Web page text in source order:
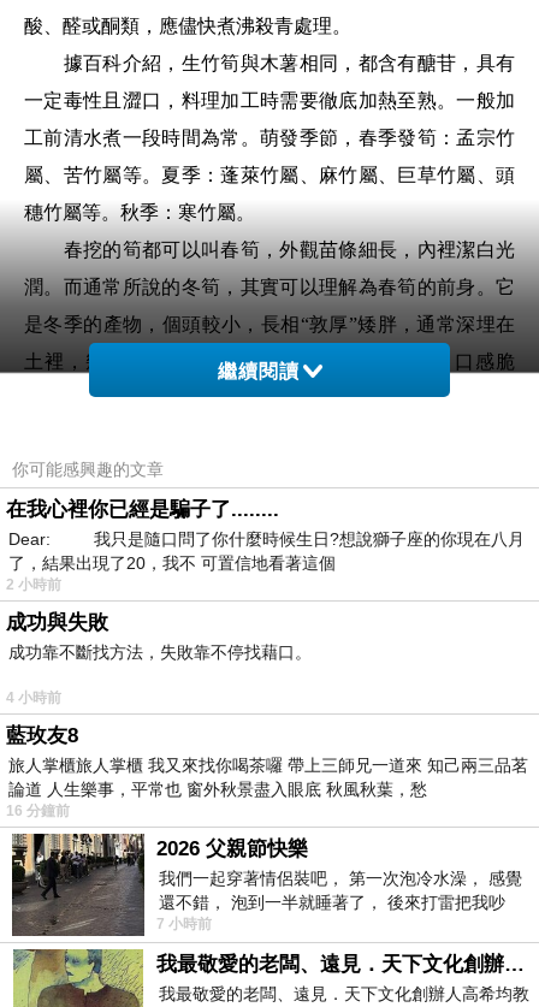
酸、醛或酮類，應儘快煮沸殺青處理。
據百科介紹，生竹筍與木薯相同，都含有醣苷，具有
一定毒性且澀口，料理加工時需要徹底加熱至熟。一般加
工前清水煮一段時間為常。萌發季節，春季發筍：孟宗竹
屬、苦竹屬等。夏季：蓬萊竹屬、麻竹屬、巨草竹屬、頭
穗竹屬等。秋季：寒竹屬。
春挖的筍都可以叫春筍，外觀苗條細長，內裡潔白光
潤。而通常所說的冬筍，其實可以理解為春筍的前身。它
是冬季的產物，個頭較小，長相“敦厚”矮胖，通常深埋在
土裡，幾乎不怎麼冒頭。春筍的纖維含量較高，口感脆
嫩，帶有春的鮮香；冬筍始終潛藏地下，蛋白質含量較
春冬筍之“爭”從未停息，但竹筍貴在“鮮嫩”二字是不
爭的事實。高達90%的含水量解釋了筍的脆嫩爽口，而鮮
味的秘密則是其中富含的高達18種的氨基酸，尤其是味精
主要成分來源、極其鮮美的谷氨酸。
然而，筍一旦破土而出便會急速老化。隨著內部可溶
性營養成分的減少，不溶性纖維和木質素從竹筍根部開始
沉積，口感很快變得粗糙；再加上草酸含量大大增加，澀
口的滋味也會加劇。“一夜變老”並非玩笑，畢竟春筍最快
一天能拔高一米多。“萌筍”變“高竹”，限定的美味就不復
存在了。也難怪食客們感歎，比春光更難留住的是春筍的
賞味期啊。
中國筍，吃不完，真的吃不完！中國筍丁興旺，但毛
竹僅憑其一竹之力，就貢獻了每年約80%的竹經濟效益。
此竹筍是中國產量最大、食用最廣的筍類，主要出產於浙
江、福建、江西、湖南等地。毛竹一年四季都會出筍，3-5
繼續閱讀
你可能感興趣的文章
在我心裡你已經是騙子了........
Dear: 我只是隨口問了你什麼時候生日?想說獅子座的你現在八月
了，結果出現了20，我不 可置信地看著這個
2 小時前
成功與失敗
成功靠不斷找方法，失敗靠不停找藉口。
4 小時前
藍玫友8
旅人掌櫃旅人掌櫃 我又來找你喝茶囉 帶上三師兄一道來 知己兩三品茗
論道 人生樂事，平常也 窗外秋景盡入眼底 秋風秋葉，愁
16 分鐘前
2026 父親節快樂
我們一起穿著情侶裝吧， 第一次泡冷水澡， 感覺
還不錯， 泡到一半就睡著了， 後來打雷把我吵
醒， 手
7 小時前
我最敬愛的老闆、遠見．天下文化創辦人高希均教授
我最敬愛的老闆、遠見．天下文化創辦人高希均教